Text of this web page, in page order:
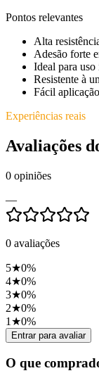
Pontos relevantes
Alta
Adesão forte
Ideal para
Resistente à
Fácil aplicação
Experiências reais
Avaliações
0 opiniões
—
0 avaliações
5★0%
4★0%
3★0%
2★0%
1 ★0%
Entrar para avaliar
O que